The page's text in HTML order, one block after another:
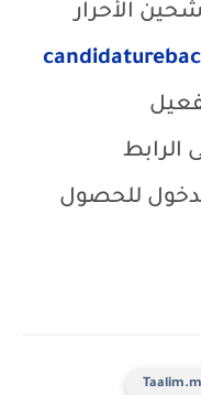
الأحرار
الرابط
للحصول